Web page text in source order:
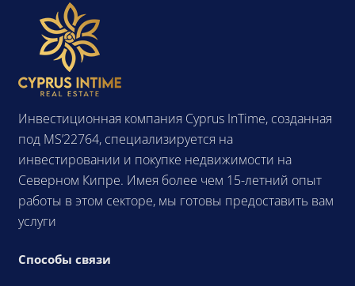
Инвестиционная компания Cyprus InTime, созданная
под MS’22764, специализируется на
инвестировании и покупке недвижимости на
Северном Кипре. Имея более чем 15-летний опыт
работы в этом секторе, мы готовы предоставить вам
услуги
Способы связи